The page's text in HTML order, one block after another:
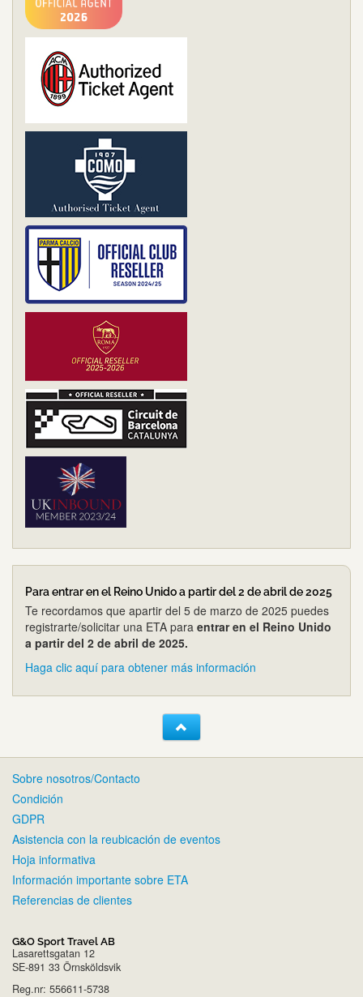
Para entrar en el Reino Unido a partir del 2 de abril de 2025
Te recordamos que apartir del 5 de marzo de 2025 puedes
registrarte/solicitar una ETA para entrar en el Reino Unido
a partir del 2 de abril de 2025.
Haga clic aquí para obtener más información
Sobre nosotros/Contacto
Condición
GDPR
Asistencia con la reubicación de eventos
Hoja informativa
Información importante sobre ETA
Referencias de clientes
G&O Sport Travel AB
Lasarettsgatan 12
SE-891 33 Örnsköldsvik
Reg.nr: 556611-5738